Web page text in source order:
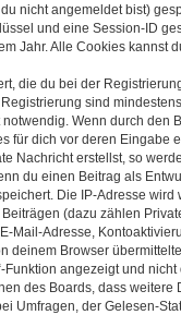
nicht angemeldet bist)
und eine Session-ID
Jahr. Alle Cookies kannst
die du bei der
sind
Wenn durch den
für dich vor deren Eingabe
Nachricht erstellst, so
du einen Beitrag als
Die IP-Adresse
(dazu zählen
Mail-Adresse,
deinem Browser
Funktion angezeigt und
des Boards, dass weitere
Umfragen, der Gelesen-